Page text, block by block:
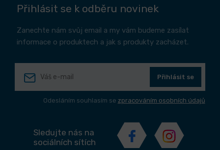
Přihlásit se k odběru novinek
Zanechte nám svůj email a my vám budeme zasílat
informace o produktech a jak s produkty zacházet.
Přihlásit se
Odesláním souhlasím se zpracováním osobních údajů
Sledujte nás na
sociálních sítích